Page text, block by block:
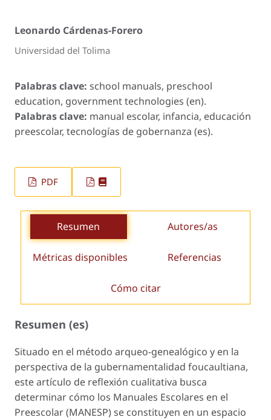
Leonardo Cárdenas-Forero
Universidad del Tolima
Palabras clave: school manuals, preschool
education, government technologies (en).
Palabras clave: manual escolar, infancia, educación
preescolar, tecnologías de gobernanza (es).
PDF
Resumen Autores/as
Métricas disponibles Referencias
Cómo citar
Resumen (es)
Situado en el método arqueo-genealógico y en la
perspectiva de la gubernamentalidad foucaultiana,
este artículo de reflexión cualitativa busca
determinar cómo los Manuales Escolares en el
Preescolar (MANESP) se constituyen en un espacio